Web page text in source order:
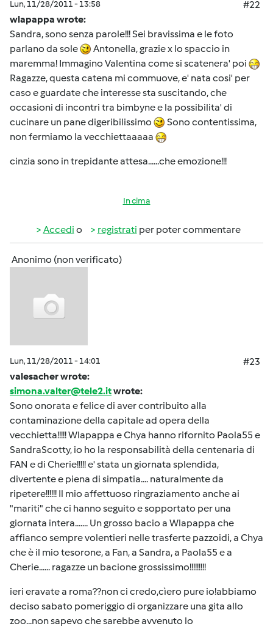
Lun, 11/28/2011 - 13:58
#22
wlapappa wrote:
Sandra, sono senza parole!!! Sei bravissima e le foto
parlano da sole
Antonella, grazie x lo spaccio in
maremma! Immagino Valentina come si scatenera' poi
Ragazze, questa catena mi commuove, e' nata cosi' per
caso e guardate che interesse sta suscitando, che
occasioni di incontri tra bimbyne e la possibilita' di
cucinare un pane digeribilissimo
Sono contentissima,
non fermiamo la vecchiettaaaaa
cinzia sono in trepidante attesa......che emozione!!!
In cima
Accedi o registrati per poter commentare
Anonimo (non verificato)
Lun, 11/28/2011 - 14:01
#23
valesacher wrote:
simona.valter@tele2.itwrote:
Sono onorata e felice di aver contribuito alla
contaminazione della capitale ad opera della
vecchietta!!!!! Wlapappa e Chya hanno rifornito Paola55 e
SandraScotty, io ho la responsabilità della centenaria di
FAN e di Cherie!!!!! e' stata un giornata splendida,
divertente e piena di simpatia.... naturalmente da
ripetere!!!!!! Il mio affettuoso ringraziamento anche ai
"mariti" che ci hanno seguito e sopportato per una
giornata intera....... Un grosso bacio a Wlapappa che
affianco sempre volentieri nelle trasferte pazzoidi, a Chya
che è il mio tesorone, a Fan, a Sandra, a Paola55 e a
Cherie...... ragazze un bacione grossissimo!!!!!!!!!
ieri eravate a roma??non ci credo,cìero pure io!abbiamo
deciso sabato pomeriggio di organizzare una gita allo
zoo...non sapevo che sarebbe avvenuto lo